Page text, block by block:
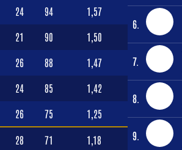
24 94 1,57
21 90 1,50
26 88 1,47
24 85 1,42
26 75 1,25
28 71 1,18
6.
7.
8.
9.